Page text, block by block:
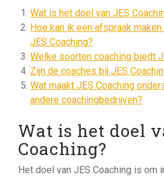
Wat is het doel van JES
Hoe kan ik een afspraak
JES Coaching?
Welke soorten coaching biedt
Zijn de coaches bij JES
Wat maakt JES Coaching
andere coachingbedrijven?
Wat is het doel
Coaching?
Het doel van JES Coaching is om